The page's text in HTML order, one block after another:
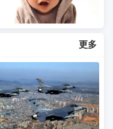
更多